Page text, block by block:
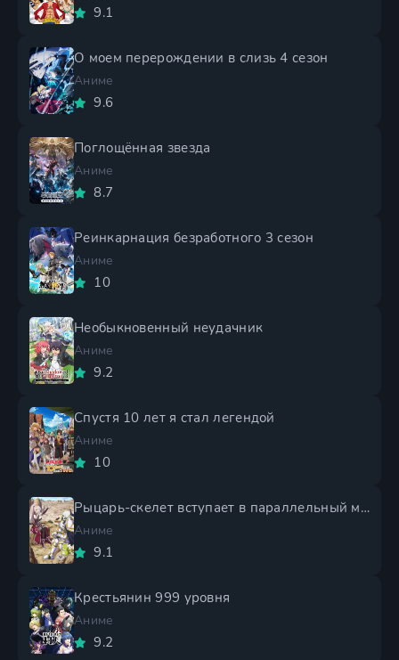
9.1
О моем перерождении в слизь 4 сезон
Аниме
9.6
Поглощённая звезда
Аниме
8.7
Реинкарнация безработного 3 сезон
Аниме
10
Необыкновенный неудачник
Аниме
9.2
Спустя 10 лет я стал легендой
Аниме
10
Рыцарь-скелет вступает в параллельный мир 2 сезон
Аниме
9.1
Крестьянин 999 уровня
Аниме
9.2